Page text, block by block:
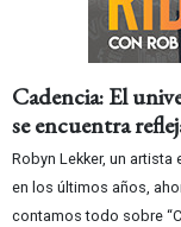
Cadencia: El
se encuentra
Robyn Lekker, un
en los últimos años,
contamos todo sobre